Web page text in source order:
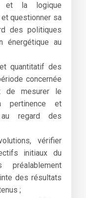
et la logique
et questionner sa
des politiques
énergétique au
quantitatif des
concernée
de mesurer le
pertinence et
regard des
vérifier
initiaux du
des résultats
;